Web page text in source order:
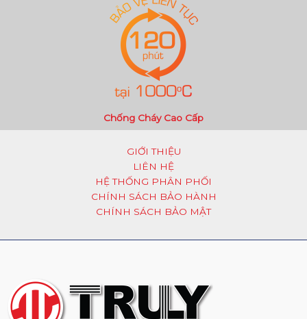
Chống Cháy Cao Cấp
GIỚI THIỆU
LIÊN HỆ
HỆ THỐNG PHÂN PHỐI
CHÍNH SÁCH BẢO HÀNH
CHÍNH SÁCH BẢO MẬT